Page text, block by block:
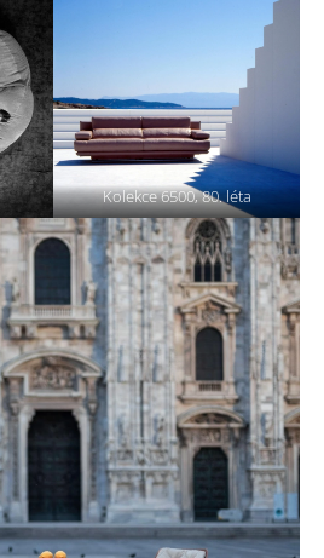
Kolekce 6500, 80. léta